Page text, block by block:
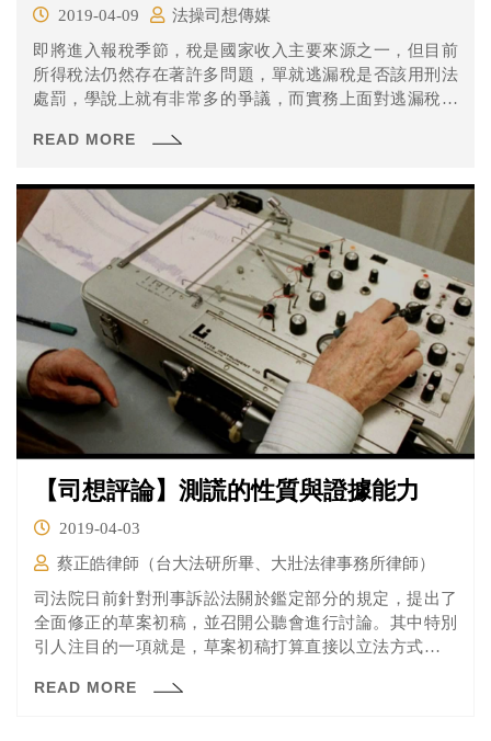
2019-04-09
法操司想傳媒
即將進入報稅季節，稅是國家收入主要來源之一，但目前
所得稅法仍然存在著許多問題，單就逃漏稅是否該用刑法
處罰，學說上就有非常多的爭議，而實務上面對逃漏稅案
READ MORE
【司想評論】測謊的性質與證據能力
2019-04-03
蔡正皓律師（台大法研所畢、大壯法律事務所律師）
司法院日前針對刑事訴訟法關於鑑定部分的規定，提出了
全面修正的草案初稿，並召開公聽會進行討論。其中特別
引人注目的一項就是，草案初稿打算直接以立法方式，排
烈討論，其中有贊成排除證據能力者，有認為可以拿測謊
READ MORE